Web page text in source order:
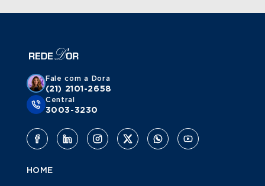
Fale com a Dora
(21) 2101-2658
Central
3003-3230
HOME